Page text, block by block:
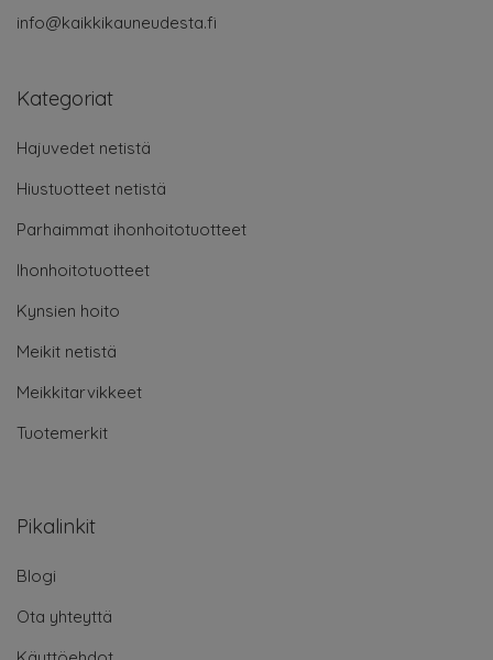
info@kaikkikauneudesta.fi
Kategoriat
Hajuvedet netistä
Hiustuotteet netistä
Parhaimmat ihonhoitotuotteet
Ihonhoitotuotteet
Kynsien hoito
Meikit netistä
Meikkitarvikkeet
Tuotemerkit
Pikalinkit
Blogi
Ota yhteyttä